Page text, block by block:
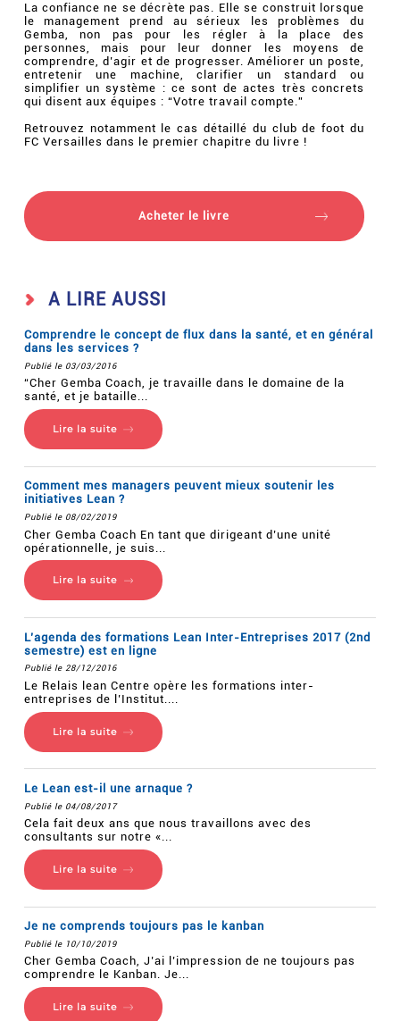
La confiance ne se décrète pas. Elle se construit lorsque
le management prend au sérieux les problèmes du
Gemba, non pas pour les régler à la place des
personnes, mais pour leur donner les moyens de
comprendre, d’agir et de progresser. Améliorer un poste,
entretenir une machine, clarifier un standard ou
simplifier un système : ce sont de actes très concrets
qui disent aux équipes : “Votre travail compte.”
Retrouvez notamment le cas détaillé du club de foot du
FC Versailles dans le premier chapitre du livre !
Acheter le livre
A LIRE AUSSI
Comprendre le concept de flux dans la santé, et en général
dans les services ?
Publié le 03/03/2016
“Cher Gemba Coach, je travaille dans le domaine de la
santé, et je bataille...
Lire la suite
Comment mes managers peuvent mieux soutenir les
initiatives Lean ?
Publié le 08/02/2019
Cher Gemba Coach En tant que dirigeant d’une unité
opérationnelle, je suis...
Lire la suite
L’agenda des formations Lean Inter-Entreprises 2017 (2nd
semestre) est en ligne
Publié le 28/12/2016
Le Relais lean Centre opère les formations inter-
entreprises de l’Institut....
Lire la suite
Le Lean est-il une arnaque ?
Publié le 04/08/2017
Cela fait deux ans que nous travaillons avec des
consultants sur notre «...
Lire la suite
Je ne comprends toujours pas le kanban
Publié le 10/10/2019
Cher Gemba Coach, J’ai l’impression de ne toujours pas
comprendre le Kanban. Je...
Lire la suite